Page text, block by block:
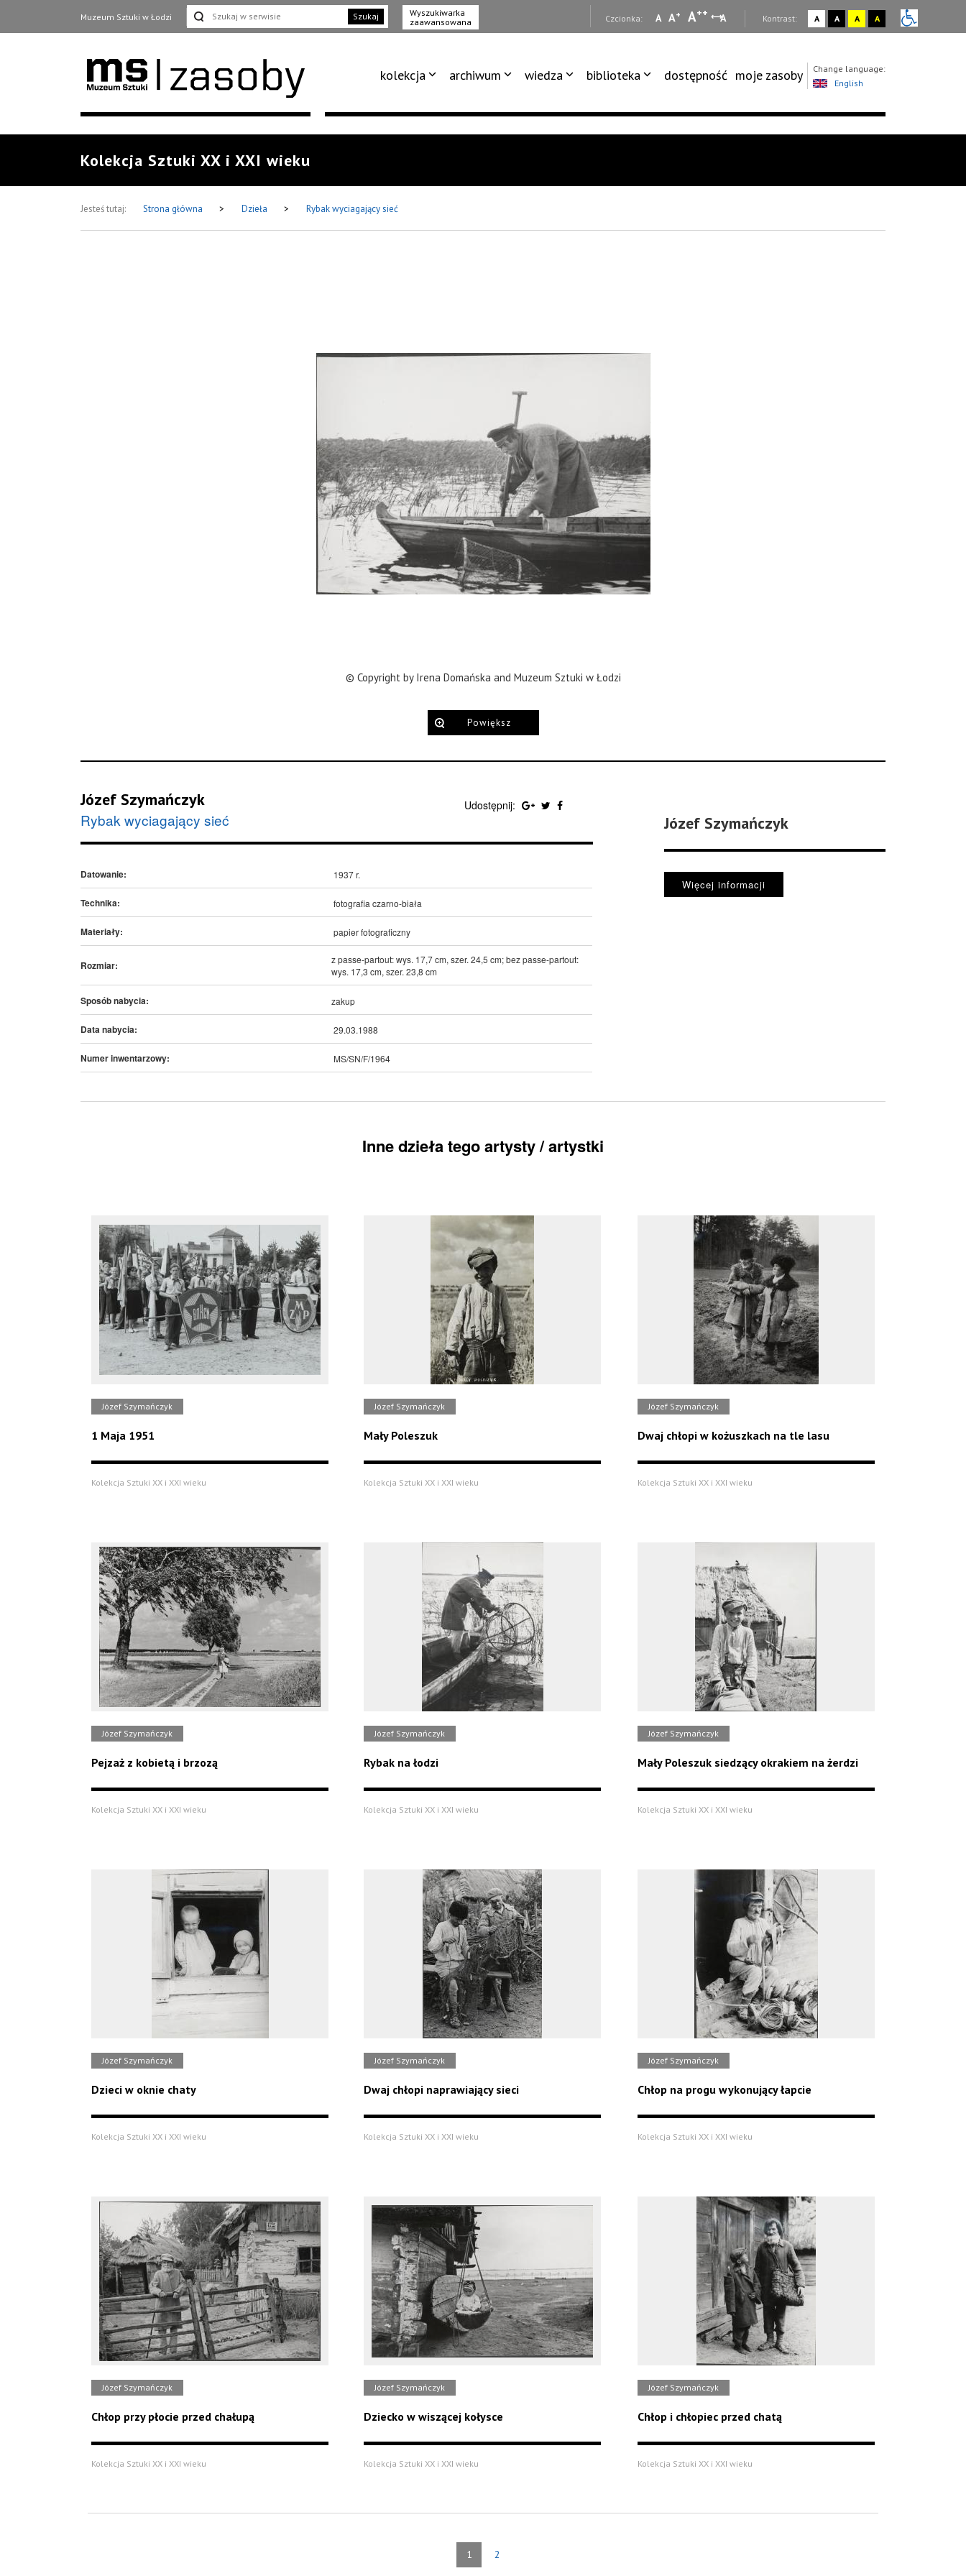
Muzeum Sztuki w Łodzi Szukaj
Wyszukiwarka
zaawansowana
Czcionka: A A+ A++ A Kontrast: A A A A
kolekcja archiwum wiedza biblioteka dostępność moje zasoby
Change language:
English
Kolekcja Sztuki XX i XXI wieku
Jesteś tutaj: Strona główna > Dzieła > Rybak wyciagający sieć
© Copyright by Irena Domańska and Muzeum Sztuki w Łodzi
Powiększ
Józef Szymańczyk
Rybak wyciagający sieć
Udostępnij:
Datowanie: 1937 r.
Technika: fotografia czarno-biała
Materiały: papier fotograficzny
Rozmiar:
z passe-partout: wys. 17,7 cm, szer. 24,5 cm; bez passe-partout:
wys. 17,3 cm, szer. 23,8 cm
Sposób nabycia: zakup
Data nabycia: 29.03.1988
Numer inwentarzowy: MS/SN/F/1964
Józef Szymańczyk
Więcej informacji
Inne dzieła tego artysty / artystki
Józef Szymańczyk
1 Maja 1951
Kolekcja Sztuki XX i XXI wieku
Józef Szymańczyk
Mały Poleszuk
Kolekcja Sztuki XX i XXI wieku
Józef Szymańczyk
Dwaj chłopi w kożuszkach na tle lasu
Kolekcja Sztuki XX i XXI wieku
Józef Szymańczyk
Pejzaż z kobietą i brzozą
Kolekcja Sztuki XX i XXI wieku
Józef Szymańczyk
Rybak na łodzi
Kolekcja Sztuki XX i XXI wieku
Józef Szymańczyk
Mały Poleszuk siedzący okrakiem na żerdzi
Kolekcja Sztuki XX i XXI wieku
Józef Szymańczyk
Dzieci w oknie chaty
Kolekcja Sztuki XX i XXI wieku
Józef Szymańczyk
Dwaj chłopi naprawiający sieci
Kolekcja Sztuki XX i XXI wieku
Józef Szymańczyk
Chłop na progu wykonujący łapcie
Kolekcja Sztuki XX i XXI wieku
Józef Szymańczyk
Chłop przy płocie przed chałupą
Kolekcja Sztuki XX i XXI wieku
Józef Szymańczyk
Dziecko w wiszącej kołysce
Kolekcja Sztuki XX i XXI wieku
Józef Szymańczyk
Chłop i chłopiec przed chatą
Kolekcja Sztuki XX i XXI wieku
1 2